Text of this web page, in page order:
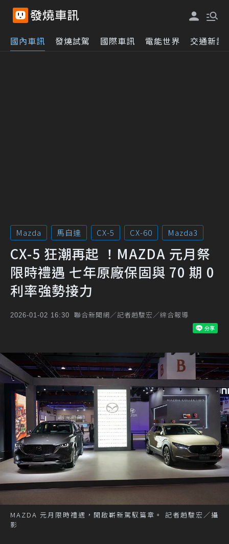
國內車訊 發燒試駕 國際車訊 電能世界 交通新訊
Mazda 馬自達 CX-5 CX-60 Mazda3
CX-5 狂潮再起 ！MAZDA 元月祭
限時禮遇 七年原廠保固與 70 期 0
利率強勢接力
2026-01-02 16:30 聯合新聞網／記者趙駿宏／綜合報導
MAZDA 元月限時禮遇，開啟嶄新駕馭篇章。 記者趙駿宏／攝
影